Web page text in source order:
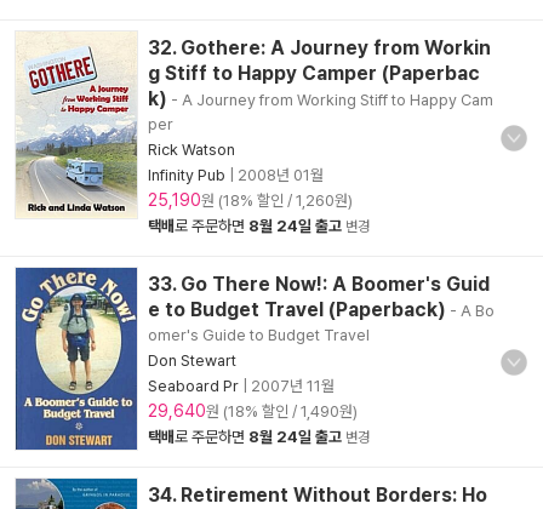
32. Gothere: A Journey from Workin
g Stiff to Happy Camper (Paperbac
k) - A Journey from Working Stiff to Happy Cam
per
Rick Watson
Infinity Pub
2008년 01월
25,190원 (18% 할인 / 1,260원)
택배로 주문하면 8월 24일 출고 변경
33. Go There Now!: A Boomer's Guid
e to Budget Travel (Paperback) - A Bo
omer's Guide to Budget Travel
Don Stewart
Seaboard Pr
2007년 11월
29,640원 (18% 할인 / 1,490원)
택배로 주문하면 8월 24일 출고 변경
34. Retirement Without Borders: Ho